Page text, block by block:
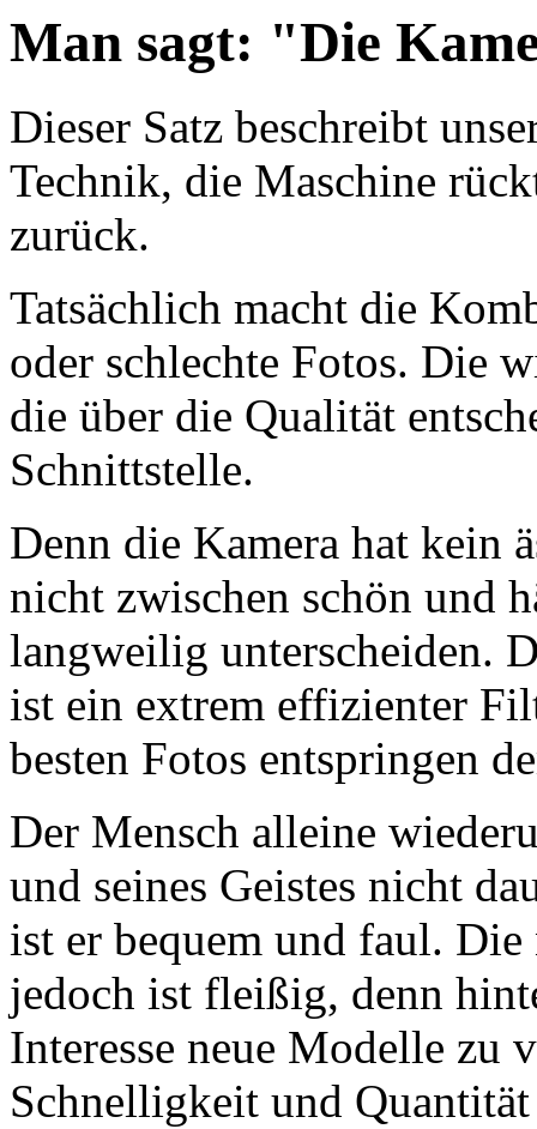
Man sagt: "Die
Dieser Satz beschreibt
Technik, die Maschine
zurück.
Tatsächlich macht die
oder schlechte Fotos. Die
die über die Qualität
Schnittstelle.
Denn die Kamera hat kein
nicht zwischen schön und
langweilig unterscheiden.
ist ein extrem effizienter
besten Fotos entspringen
Der Mensch alleine
und seines Geistes nicht
ist er bequem und faul.
jedoch ist fleißig, denn
Interesse neue Modelle zu
Schnelligkeit und